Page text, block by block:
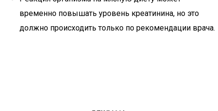
временно повышать уровень креатинина, но это
должно происходить только по рекомендации врача.